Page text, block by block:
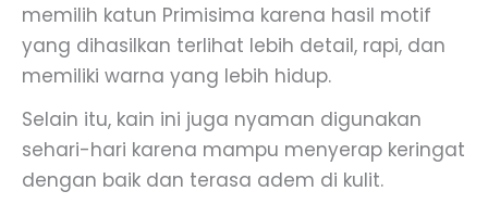
memilih katun Primisima karena hasil motif
yang dihasilkan terlihat lebih detail, rapi, dan
memiliki warna yang lebih hidup.
Selain itu, kain ini juga nyaman digunakan
sehari-hari karena mampu menyerap keringat
dengan baik dan terasa adem di kulit.